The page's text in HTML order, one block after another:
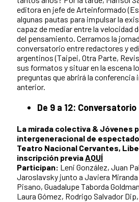
editora en jefe de Arteinformado
algunas pautas para impulsar la
capaz de mediar entre la velocidad
del pensamiento. Cerramos la
conversatorio entre redactores y
argentinos (Taipei, Otra Parte,
sus formatos y situar en la escena
preguntas que abrirá la
anterior.
De 9 a 12: Conversatorio
La mirada colectiva & Jóvenes
intergeneracional de
Teatro Nacional Cervantes,
inscripción previaAQUÍ
Participan: Leni González, Juan
Jaroslavsky junto a Javiera
Pisano, Guadalupe Taborda
Laura Gómez, Rodrigo Salvador